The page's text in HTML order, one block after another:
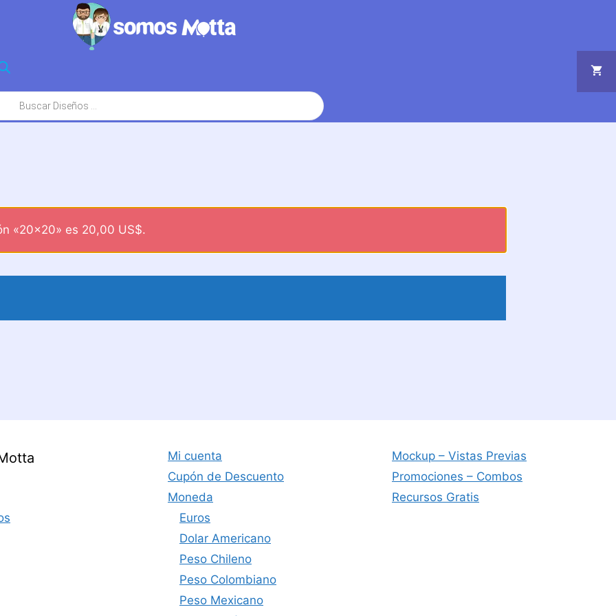
«20x20» es 20,00 US$.
Mi cuenta
Cupón de Descuento
Moneda
Euros
Dolar Americano
Peso Chileno
Peso Colombiano
Peso Mexicano
Mockup – Vistas Previas
Promociones – Combos
Recursos Gratis